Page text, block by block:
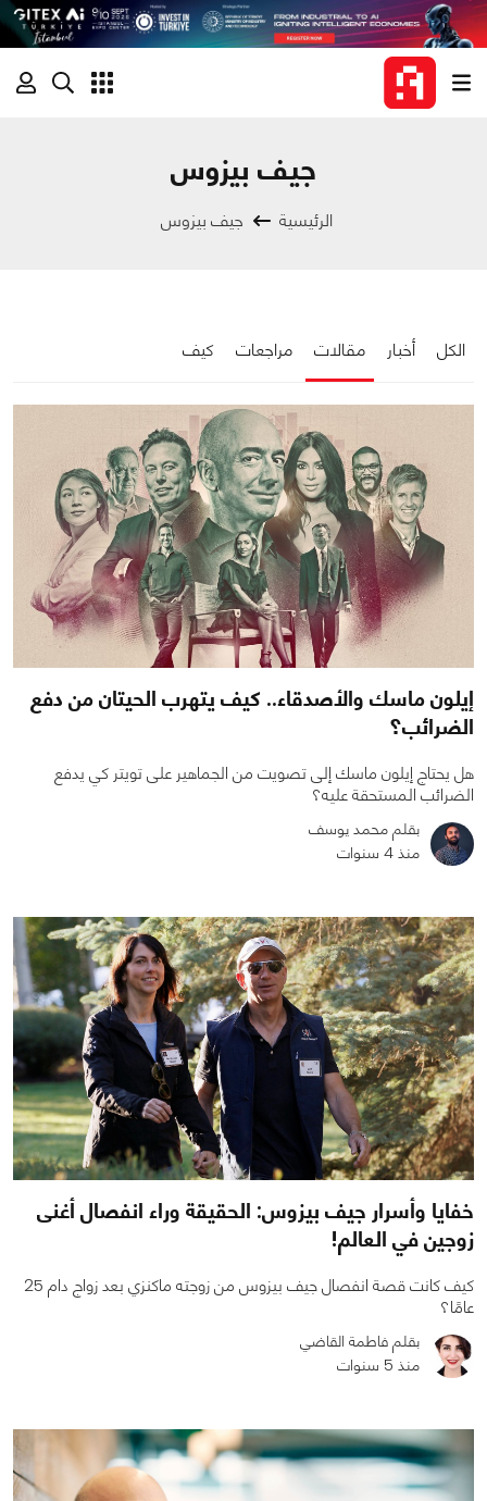
جيف بيزوس
الرئيسية جيف بيزوس
الكل أخبار مقالات مراجعات كيف
إيلون ماسك والأصدقاء.. كيف يتهرب الحيتان من دفع
الضرائب؟
هل يحتاج إيلون ماسك إلى تصويت من الجماهير على تويتر كي يدفع
الضرائب المستحقة عليه؟
بقلم محمد يوسف
منذ 4 سنوات
خفايا وأسرار جيف بيزوس: الحقيقة وراء انفصال أغنى
زوجين في العالم!
كيف كانت قصة انفصال جيف بيزوس من زوجته ماكنزي بعد زواج دام 25
عامًا؟
بقلم فاطمة القاضي
منذ 5 سنوات